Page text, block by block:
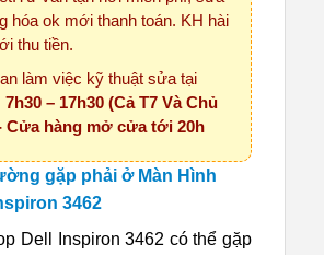
hóa ok mới thanh toán. KH hài
thu tiền.
làm việc kỹ thuật sửa tại
7h30 – 17h30 (Cả T7 Và Chủ
Cửa hàng mở cửa tới 20h
gặp phải ở Màn Hình
3462
Dell Inspiron 3462 có thể gặp